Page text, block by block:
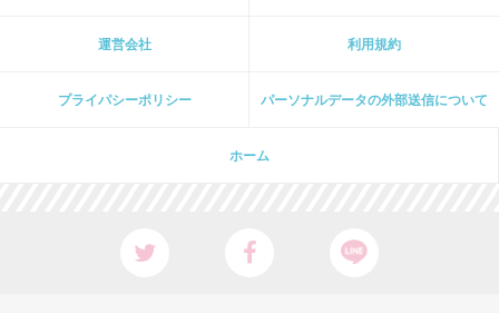
運営会社 利用規約
プライパシーポリシー パーソナルデータの外部送信について
ホーム